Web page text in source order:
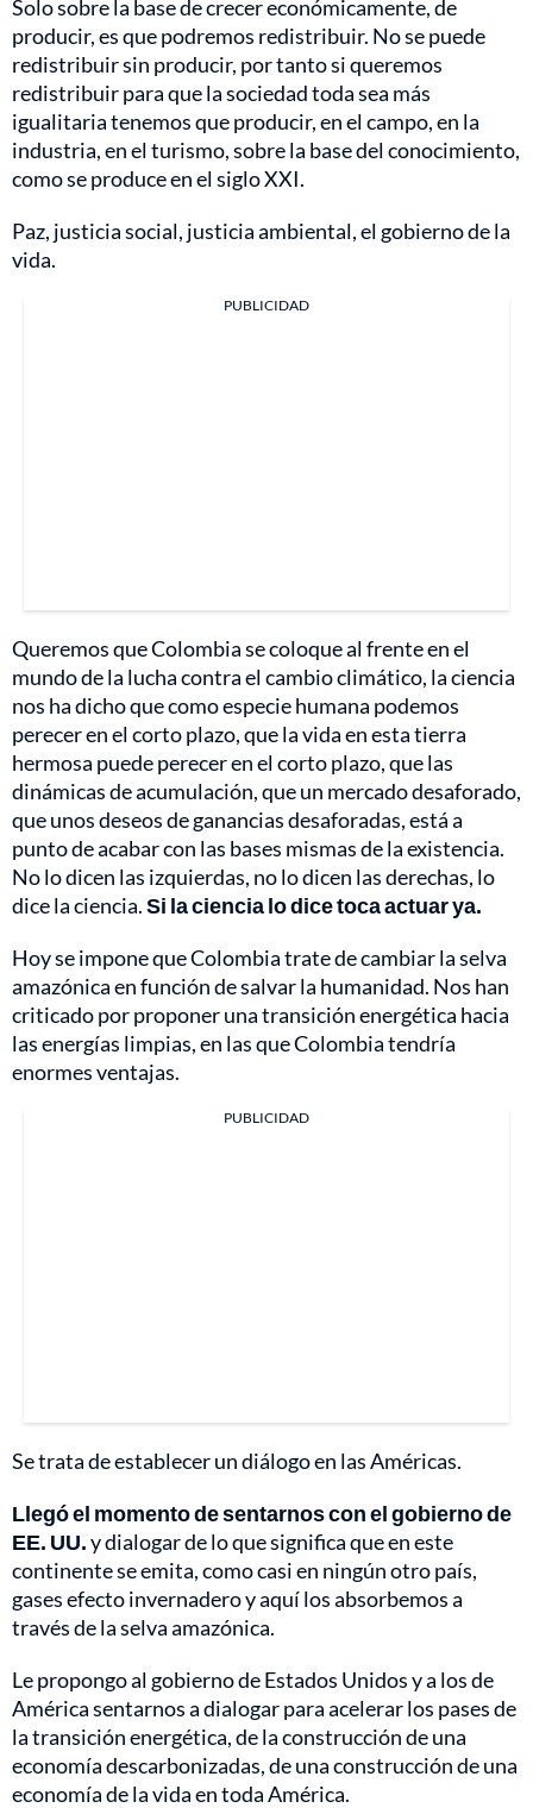
Solo sobre la base de crecer económicamente, de
producir, es que podremos redistribuir. No se puede
redistribuir sin producir, por tanto si queremos
redistribuir para que la sociedad toda sea más
igualitaria tenemos que producir, en el campo, en la
industria, en el turismo, sobre la base del conocimiento,
como se produce en el siglo XXI.
Paz, justicia social, justicia ambiental, el gobierno de la
vida.
PUBLICIDAD
Queremos que Colombia se coloque al frente en el
mundo de la lucha contra el cambio climático, la ciencia
nos ha dicho que como especie humana podemos
perecer en el corto plazo, que la vida en esta tierra
hermosa puede perecer en el corto plazo, que las
dinámicas de acumulación, que un mercado desaforado,
que unos deseos de ganancias desaforadas, está a
punto de acabar con las bases mismas de la existencia.
No lo dicen las izquierdas, no lo dicen las derechas, lo
dice la ciencia.Si la ciencia lo dice toca actuar ya.
Hoy se impone que Colombia trate de cambiar la selva
amazónica en función de salvar la humanidad. Nos han
criticado por proponer una transición energética hacia
las energías limpias, en las que Colombia tendría
enormes ventajas.
PUBLICIDAD
Se trata de establecer un diálogo en las Américas.
Llegó el momento de sentarnos con el gobierno de
EE. UU.y dialogar de lo que significa que en este
continente se emita, como casi en ningún otro país,
gases efecto invernadero y aquí los absorbemos a
través de la selva amazónica.
Le propongo al gobierno de Estados Unidos y a los de
América sentarnos a dialogar para acelerar los pases de
la transición energética, de la construcción de una
economía descarbonizadas, de una construcción de una
economía de la vida en toda América.